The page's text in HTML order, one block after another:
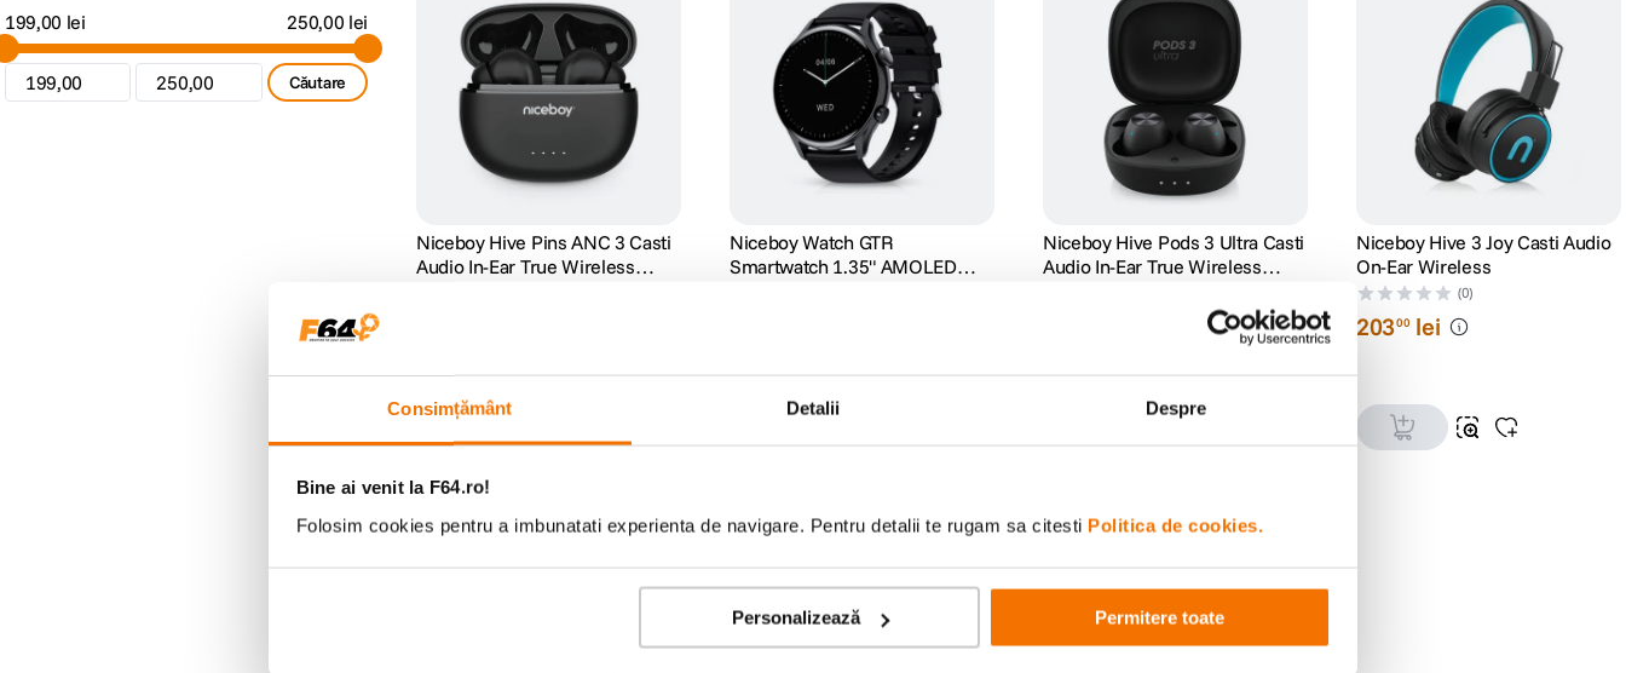
Consimțământ Detalii Despre
Bine ai venit la F64.ro!
Folosim cookies pentru a imbunatati experienta de navigare. Pentru detalii te rugam sa citesti Politica de cookies.
Personalizează Permitere toate
Căutare
199,00 lei 250,00 lei
Niceboy Hive Pins ANC 3 Casti
Audio In-Ear True Wireless
Niceboy Watch GTR
Smartwatch 1.35" AMOLED
Niceboy Hive Pods 3 Ultra Casti
Audio In-Ear True Wireless
Niceboy Hive 3 Joy Casti Audio
On-Ear Wireless
(0)
20300 lei